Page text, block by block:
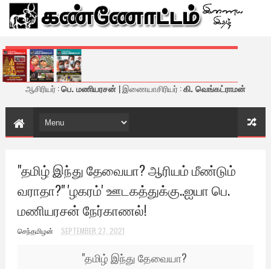
கண்ணோட்டம் - இணைய இதழ்
ஆசிரியர் :பெ. மணியரசன் | இணையாசிரியர் :கி. வெங்கட்ராமன்
"தமிழ் இந்து தேவையா? ஆரியம் மீண்டும்
வராதா?" 'ழகரம்' ஊடகத்துக்கு..ஐயா பெ.
மணியரசன் நேர்காணல்!
செந்தமிழன் SEPTEMBER 27, 2021
"தமிழ் இந்து தேவையா?